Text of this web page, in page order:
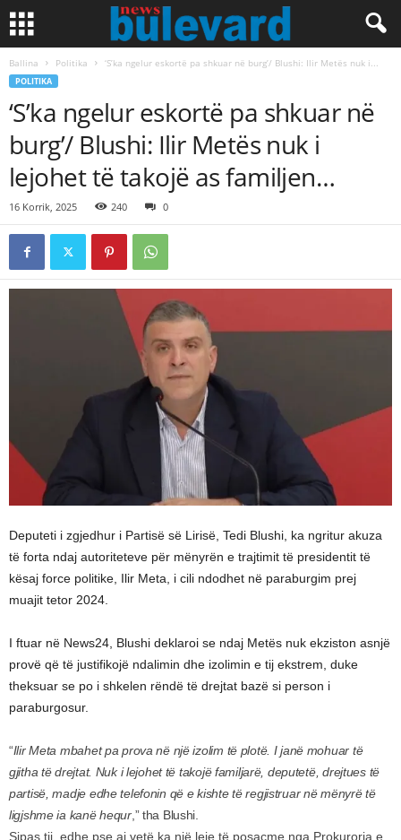
Ballina Politika ‘S’ka ngelur eskortë pa shkuar në burg’/ Blushi: Ilir Metës nuk i...
POLITIKA
‘S’ka ngelur eskortë pa shkuar në
burg’/ Blushi: Ilir Metës nuk i
lejohet të takojë as familjen…
16 Korrik, 2025 240 0
Deputeti i zgjedhur i Partisë së Lirisë, Tedi Blushi, ka ngritur akuza
të forta ndaj autoriteteve për mënyrën e trajtimit të presidentit të
kësaj force politike, Ilir Meta, i cili ndodhet në paraburgim prej
muajit tetor 2024.
I ftuar në News24, Blushi deklaroi se ndaj Metës nuk ekziston asnjë
provë që të justifikojë ndalimin dhe izolimin e tij ekstrem, duke
theksuar se po i shkelen rëndë të drejtat bazë si person i
paraburgosur.
“Ilir Meta mbahet pa prova në një izolim të plotë. I janë mohuar të
gjitha të drejtat. Nuk i lejohet të takojë familjarë, deputetë, drejtues të
partisë, madje edhe telefonin që e kishte të regjistruar në mënyrë të
ligjshme ia kanë hequr,” tha Blushi.
Sipas tij, edhe pse ai vetë ka një leje të posaçme nga Prokuroria e